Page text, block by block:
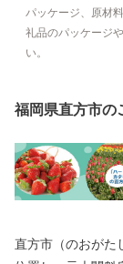
パッケージ、原材
礼品のパッケージ
い。
福岡県直方市の
直方市（のおがた